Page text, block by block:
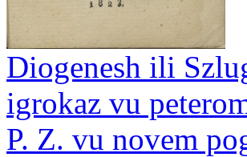
Diogenesh ili
igrokaz vu
P. Z. vu novem